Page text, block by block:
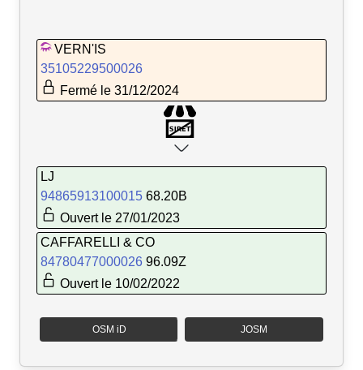
VERN'IS
35105229500026
Fermé le 31/12/2024
LJ
94865913100015 68.20B
Ouvert le 27/01/2023
CAFFARELLI & CO
84780477000026 96.09Z
Ouvert le 10/02/2022
OSM iD JOSM